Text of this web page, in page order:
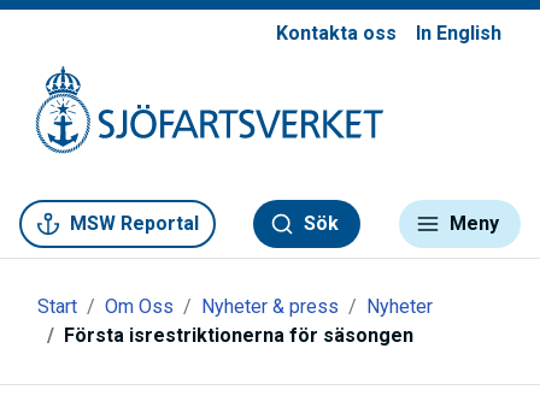
Kontakta oss In English
MSW Reportal Sök Meny
Start Om Oss Nyheter & press
Nyheter
Första isrestriktionerna för säsongen